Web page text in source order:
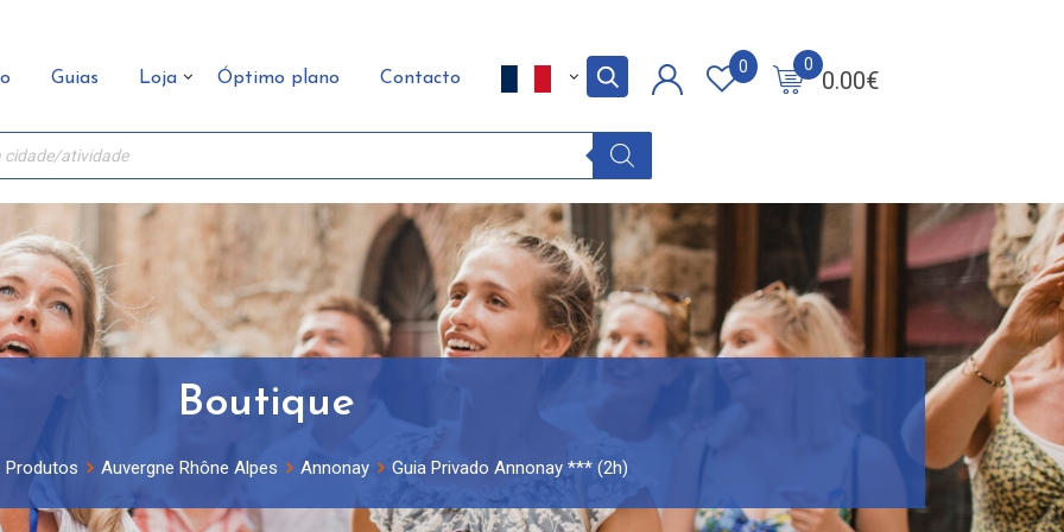
Guias Loja Óptimo plano Contacto 0.00€
0
0
Boutique
Produtos Auvergne Rhône Alpes Annonay Guia Privado Annonay *** (2h)